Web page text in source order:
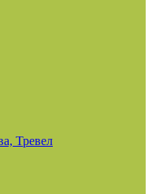
Тревел